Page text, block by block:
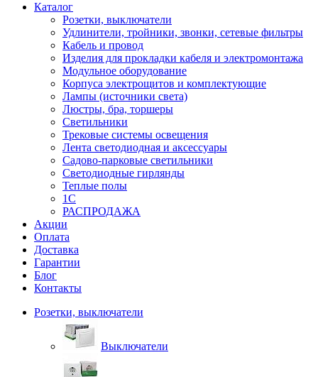
Каталог
Розетки, выключатели
Удлинители, тройники, звонки, сетевые фильтры
Кабель и провод
Изделия для прокладки кабеля и электромонтажа
Модульное оборудование
Корпуса электрощитов и комплектующие
Лампы (источники света)
Люстры, бра, торшеры
Светильники
Трековые системы освещения
Лента светодиодная и аксессуары
Садово-парковые светильники
Светодиодные гирлянды
Теплые полы
1С
РАСПРОДАЖА
Акции
Оплата
Доставка
Гарантии
Блог
Контакты
Розетки, выключатели
Выключатели